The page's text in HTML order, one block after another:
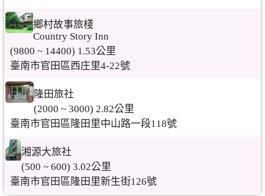
鄉村故事旅棧
Country Story Inn
(9800 ~ 14400) 1.53公里
臺南市官田區西庄里4-22號
隆田旅社
(2000 ~ 3000) 2.82公里
臺南市官田區隆田里中山路一段118號
湘源大旅社
(500 ~ 600) 3.02公里
臺南市官田區隆田里新生街126號